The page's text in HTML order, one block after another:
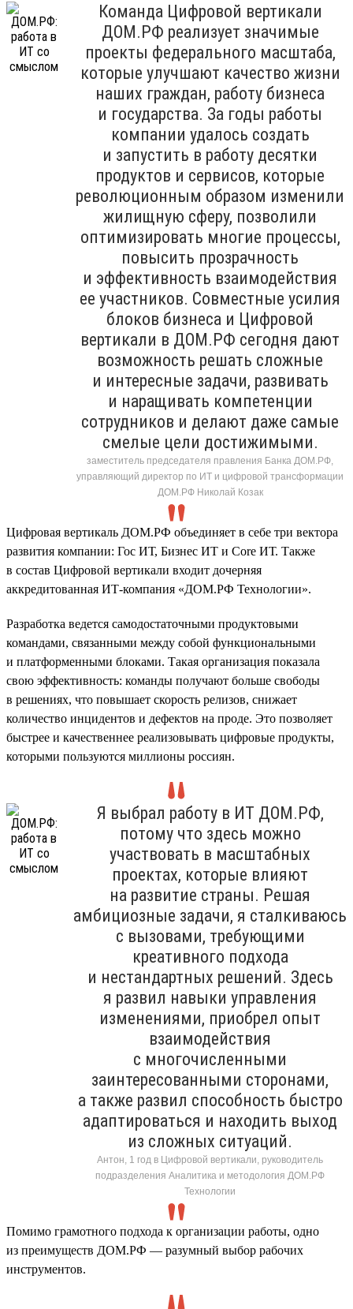
Команда Цифровой вертикали
ДОМ.РФ реализует значимые
проекты федерального масштаба,
которые улучшают качество жизни
наших граждан, работу бизнеса
и государства. За годы работы
компании удалось создать
и запустить в работу десятки
продуктов и сервисов, которые
революционным образом изменили
жилищную сферу, позволили
оптимизировать многие процессы,
повысить прозрачность
и эффективность взаимодействия
ее участников. Совместные усилия
блоков бизнеса и Цифровой
вертикали в ДОМ.РФ сегодня дают
возможность решать сложные
и интересные задачи, развивать
и наращивать компетенции
сотрудников и делают даже самые
смелые цели достижимыми.
заместитель председателя правления Банка ДОМ.РФ,
управляющий директор по ИТ и цифровой трансформации
ДОМ.РФ Николай Козак
Цифровая вертикаль ДОМ.РФ объединяет в себе три вектора
развития компании: Гос ИТ, Бизнес ИТ и Core ИТ. Также
в состав Цифровой вертикали входит дочерняя
аккредитованная ИТ-компания «ДОМ.РФ Технологии».
Разработка ведется самодостаточными продуктовыми
командами, связанными между собой функциональными
и платформенными блоками. Такая организация показала
свою эффективность: команды получают больше свободы
в решениях, что повышает скорость релизов, снижает
количество инцидентов и дефектов на проде. Это позволяет
быстрее и качественнее реализовывать цифровые продукты,
которыми пользуются миллионы россиян.
Я выбрал работу в ИТ ДОМ.РФ,
потому что здесь можно
участвовать в масштабных
проектах, которые влияют
на развитие страны. Решая
амбициозные задачи, я сталкиваюсь
с вызовами, требующими
креативного подхода
и нестандартных решений. Здесь
я развил навыки управления
изменениями, приобрел опыт
взаимодействия
с многочисленными
заинтересованными сторонами,
а также развил способность быстро
адаптироваться и находить выход
из сложных ситуаций.
Антон, 1 год в Цифровой вертикали, руководитель
подразделения Аналитика и методология ДОМ.РФ
Технологии
Помимо грамотного подхода к организации работы, одно
из преимуществ ДОМ.РФ — разумный выбор рабочих
инструментов.